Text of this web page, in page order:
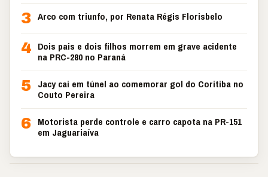
3 Arco com triunfo, por Renata Régis Florisbelo
4 Dois pais e dois filhos morrem em grave acidente
na PRC-280 no Paraná
5 Jacy cai em túnel ao comemorar gol do Coritiba no
Couto Pereira
6 Motorista perde controle e carro capota na PR-151
em Jaguariaíva